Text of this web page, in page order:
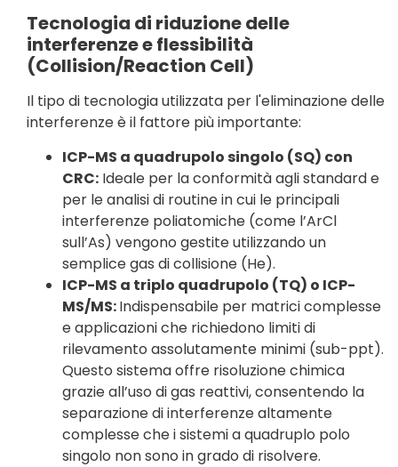
Tecnologia di riduzione delle
interferenze e flessibilità
(Collision/Reaction Cell)
Il tipo di tecnologia utilizzata per l'eliminazione delle
interferenze è il fattore più importante:
ICP-MS a quadrupolo singolo (SQ) con
CRC: Ideale per la conformità agli standard e
per le analisi di routine in cui le principali
interferenze poliatomiche (come l’ArCl
sull’As) vengono gestite utilizzando un
semplice gas di collisione (He).
ICP-MS a triplo quadrupolo (TQ) o ICP-
MS/MS:Indispensabile per matrici complesse
e applicazioni che richiedono limiti di
rilevamento assolutamente minimi (sub-ppt).
Questo sistema offre risoluzione chimica
grazie all’uso di gas reattivi, consentendo la
separazione di interferenze altamente
complesse che i sistemi a quadruplo polo
singolo non sono in grado di risolvere.